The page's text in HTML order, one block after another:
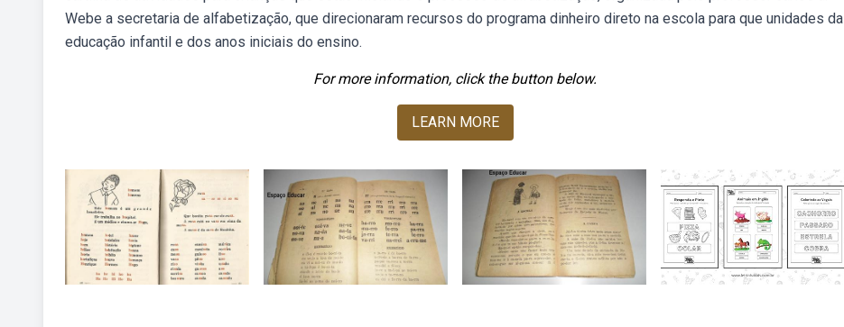
Webe a secretaria de alfabetização, que direcionaram recursos do programa dinheiro direto na escola para que unidades da
educação infantil e dos anos iniciais do ensino.
For more information, click the button below.
LEARN MORE